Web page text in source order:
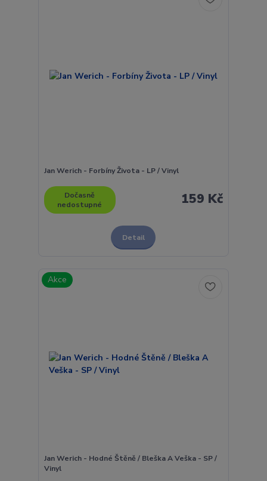
Jan Werich - Forbíny Života - LP / Vinyl
159 Kč
Dočasně
nedostupné
Detail
Akce
Jan Werich - Hodné Štěně / Bleška A Veška - SP /
Vinyl